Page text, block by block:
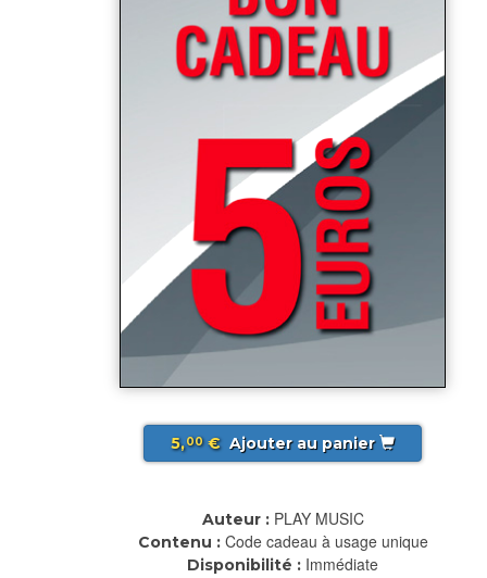
5,00€ Ajouter au panier
Auteur : PLAY MUSIC
Contenu : Code cadeau à usage unique
Disponibilité : Immédiate